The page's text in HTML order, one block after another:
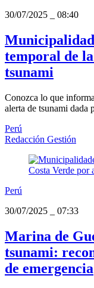
30/07/2025
08:40
temporal de
tsunami
Conozca lo que
alerta de tsunami dada
Perú
Redacción Gestión
Perú
30/07/2025
07:33
Marina de
tsunami:
de emergencia